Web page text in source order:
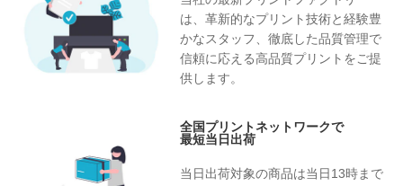
は、革新的なプリント技術と経験豊
かなスタッフ、徹底した品質管理で
信頼に応える高品質プリントをご提
供します。
全国プリントネットワークで
最短当日出荷
当日出荷対象の商品は当日13時まで